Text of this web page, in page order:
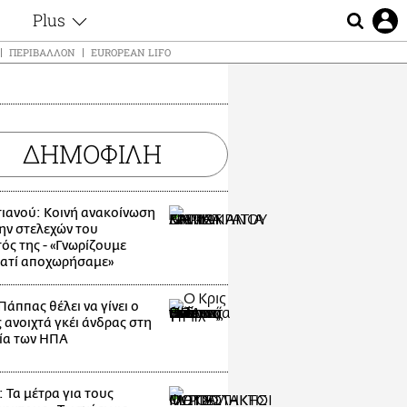
Plus
Θέματα
Ζώδια
Εξομολογήσεις
Blogs
Οι Αθηναίοι
Απώλειες
Lgbtqi+
Επιλογές
ΠΕΡΙΒΆΛΛΟΝ EUROPEAN LIFO
ΔΗΜΟΦΙΛΗ
Κοινή ανακοίνωση
στελεχών του
της - «Γνωρίζουμε
αποχωρήσαμε»
θέλει να γίνει ο
γκέι άνδρας στη
των ΗΠΑ
Τα μέτρα για τους